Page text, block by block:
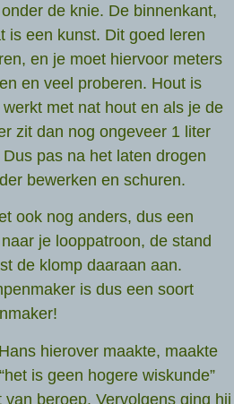
de knie. De binnenkant,
is een kunst. Dit goed leren
en je moet hiervoor meters
en veel proberen. Hout is
met nat hout en als je de
zit dan nog ongeveer 1 liter
pas na het laten drogen
bewerken en schuren.
ook nog anders, dus een
je looppatroon, de stand
de klomp daaraan aan.
is dus een soort
hierover maakte, maakte
is geen hogere wiskunde”
beroep. Vervolgens ging hij